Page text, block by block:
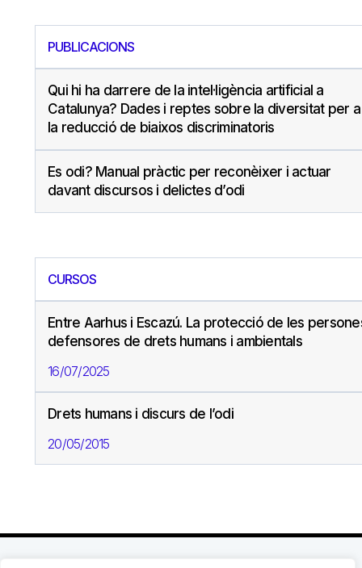
PUBLICACIONS
Qui hi ha darrere de la intel·ligència artificial a
Catalunya? Dades i reptes sobre la diversitat per a
la reducció de biaixos discriminatoris
Es odi? Manual pràctic per reconèixer i actuar
davant discursos i delictes d’odi
CURSOS
Entre Aarhus i Escazú. La protecció de les
defensores de drets humans i ambientals
16/07/2025
Drets humans i discurs de l’odi
20/05/2015